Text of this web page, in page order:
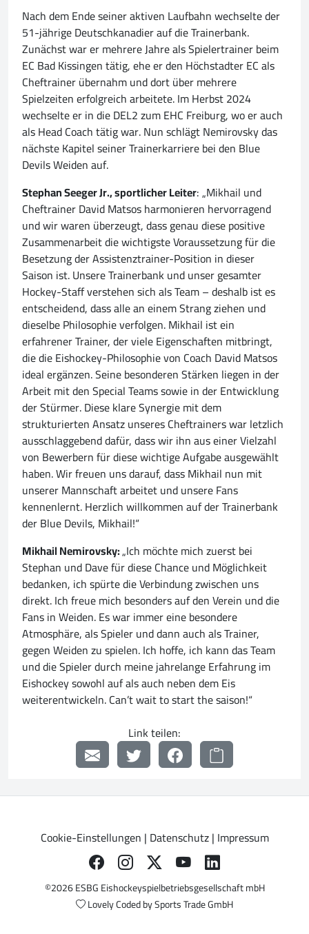
Nach dem Ende seiner aktiven Laufbahn wechselte der
51-jährige Deutschkanadier auf die Trainerbank.
Zunächst war er mehrere Jahre als Spielertrainer beim
EC Bad Kissingen tätig, ehe er den Höchstadter EC als
Cheftrainer übernahm und dort über mehrere
Spielzeiten erfolgreich arbeitete. Im Herbst 2024
wechselte er in die DEL2 zum EHC Freiburg, wo er auch
als Head Coach tätig war. Nun schlägt Nemirovsky das
nächste Kapitel seiner Trainerkarriere bei den Blue
Devils Weiden auf.
Stephan Seeger Jr., sportlicher Leiter: „Mikhail und
Cheftrainer David Matsos harmonieren hervorragend
und wir waren überzeugt, dass genau diese positive
Zusammenarbeit die wichtigste Voraussetzung für die
Besetzung der Assistenztrainer-Position in dieser
Saison ist. Unsere Trainerbank und unser gesamter
Hockey-Staff verstehen sich als Team – deshalb ist es
entscheidend, dass alle an einem Strang ziehen und
dieselbe Philosophie verfolgen. Mikhail ist ein
erfahrener Trainer, der viele Eigenschaften mitbringt,
die die Eishockey-Philosophie von Coach David Matsos
ideal ergänzen. Seine besonderen Stärken liegen in der
Arbeit mit den Special Teams sowie in der Entwicklung
der Stürmer. Diese klare Synergie mit dem
strukturierten Ansatz unseres Cheftrainers war letzlich
ausschlaggebend dafür, dass wir ihn aus einer Vielzahl
von Bewerbern für diese wichtige Aufgabe ausgewählt
haben. Wir freuen uns darauf, dass Mikhail nun mit
unserer Mannschaft arbeitet und unsere Fans
kennenlernt. Herzlich willkommen auf der Trainerbank
der Blue Devils, Mikhail!“
Mikhail Nemirovsky:„Ich möchte mich zuerst bei
Stephan und Dave für diese Chance und Möglichkeit
bedanken, ich spürte die Verbindung zwischen uns
direkt. Ich freue mich besonders auf den Verein und die
Fans in Weiden. Es war immer eine besondere
Atmosphäre, als Spieler und dann auch als Trainer,
gegen Weiden zu spielen. Ich hoffe, ich kann das Team
und die Spieler durch meine jahrelange Erfahrung im
Eishockey sowohl auf als auch neben dem Eis
weiterentwickeln. Can’t wait to start the saison!“
Link teilen:
Cookie-Einstellungen | Datenschutz| Impressum
©2026 ESBG Eishockeyspielbetriebsgesellschaft mbH
Lovely Coded bySports Trade GmbH